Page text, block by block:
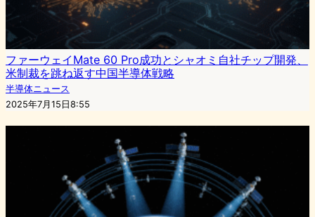
ファーウェイMate 60 Pro成功とシャオミ自社チップ開発、
米制裁を跳ね返す中国半導体戦略
半導体ニュース
2025年7月15日8:55